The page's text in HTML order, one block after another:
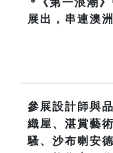
*《第一浪潮
展出，串連澳
參展設計師與
織屋、湛賞藝
騷、沙布喇安